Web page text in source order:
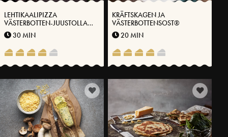
LEHTIKAALIPIZZA
VÄSTERBOTTEN-JUUSTOLLA®
JA PAAHDETUILLA
PINJANSIEMENILLÄ
30 MIN
KRÄFTSKAGEN JA
VÄSTERBOTTENSOST®
20 MIN